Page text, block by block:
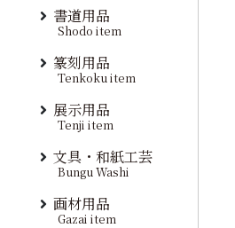
書道用品
Shodo item
篆刻用品
Tenkoku item
展示用品
Tenji item
文具・和紙工芸
Bungu Washi
画材用品
Gazai item